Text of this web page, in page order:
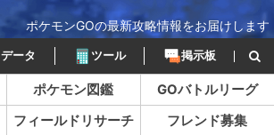
ポケモンGOの最新攻略情報をお届けします
データ ツール 掲示板
ポケモン図鑑
GOバトルリーグ
フィールドリサーチ
フレンド募集